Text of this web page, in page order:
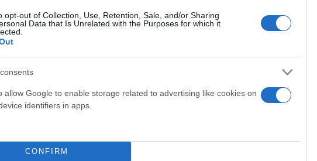
opt-out of Collection, Use, Retention, Sale, and/or Sharing
Data that Is Unrelated with the Purposes for which it
allow Google to enable storage related to advertising like cookies on
identifiers in apps.
CONFIRM
αιτία της διακοπής υδροδότησης. Αυτό μπορεί να συμβεί
ελέγχοντας την ιστοσελίδα της.